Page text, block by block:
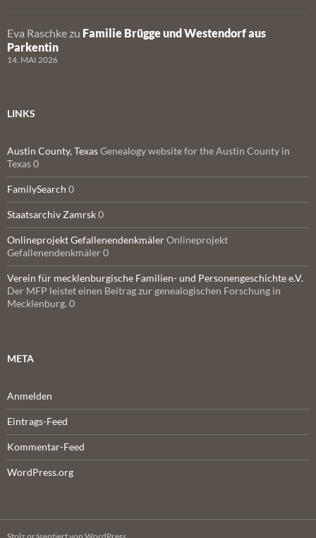
Eva Raschke zu Familie Brügge und Westendorf aus
Parkentin
14. MAI 2026
LINKS
Austin County, TexasGenealogy website for the Austin County in
Texas 0
FamilySearch 0
Staatsarchiv Zamrsk0
Onlineprojekt GefallenendenkmälerOnlineprojekt
Gefallenendenkmäler 0
Verein für mecklenburgische Familien- und Personengeschichte e.V.
Der MFP leistet einen Beitrag zur genealogischen Forschung in
Mecklenburg. 0
META
Anmelden
Eintrags-Feed
Kommentar-Feed
WordPress.org